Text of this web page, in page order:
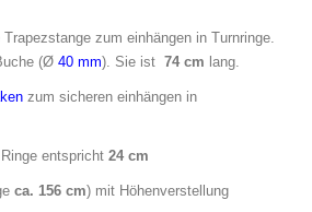
zum einhängen in Turnringe.
(Ø 40 mm). Sie ist 74 cm lang.
zum sicheren einhängen in
entspricht 24 cm
ca. 156 cm) mit Höhenverstellung